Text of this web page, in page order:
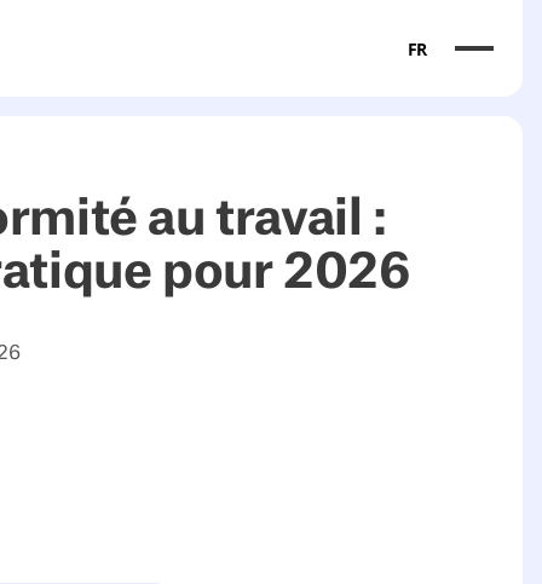
FR
au travail :
pour 2026